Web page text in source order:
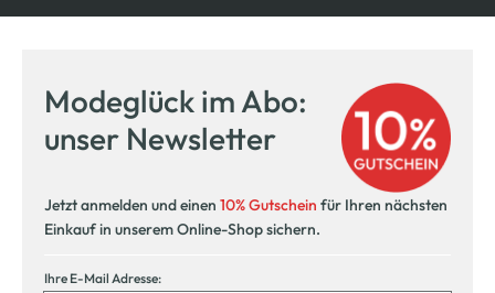
Modeglück im Abo:
unser Newsletter
Jetzt anmelden und einen 10% Gutschein für Ihren nächsten
Einkauf in unserem Online-Shop sichern.
Ihre E-Mail Adresse: